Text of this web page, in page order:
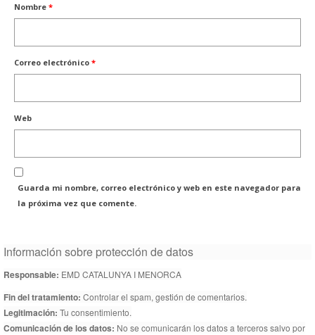
Nombre *
Correo electrónico *
Web
Guarda mi nombre, correo electrónico y web en este navegador para
la próxima vez que comente.
Información sobre protección de datos
Responsable: EMD CATALUNYA I MENORCA
Fin del tratamiento: Controlar el spam, gestión de comentarios.
Legitimación: Tu consentimiento.
Comunicación de los datos: No se comunicarán los datos a terceros salvo por